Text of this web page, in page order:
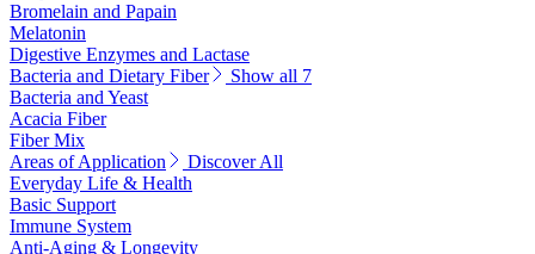
Bromelain and Papain
Melatonin
Digestive Enzymes and Lactase
Bacteria and Dietary Fiber
Show all 7
Bacteria and Yeast
Acacia Fiber
Fiber Mix
Areas of Application
Discover All
Everyday Life & Health
Basic Support
Immune System
Anti-Aging & Longevity